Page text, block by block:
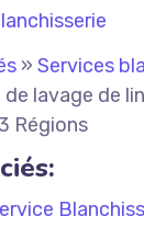
»Services
de lavage de
Régions